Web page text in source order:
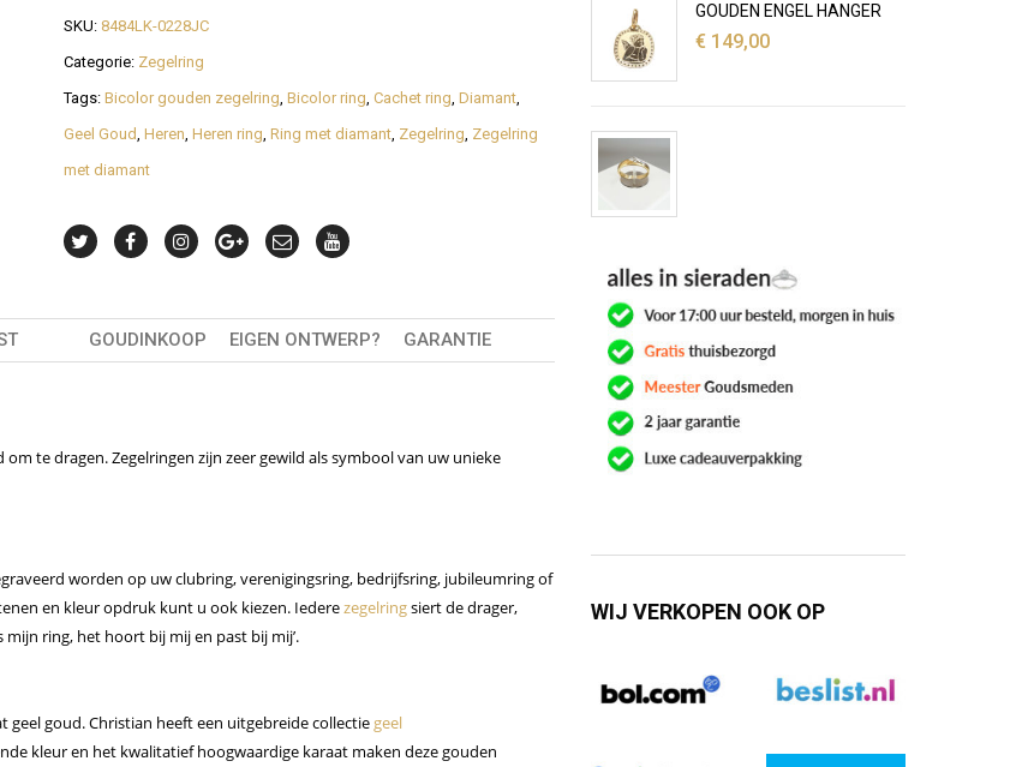
SKU: 8484LK-0228JC
Categorie: Zegelring
Tags: Bicolor gouden zegelring Bicolor ring Cachet ring Diamant,
Geel Goud Heren Heren ring Ring met diamant, Zegelring Zegelring
met diamant
GOUDINKOOP EIGEN ONTWERP? GARANTIE
te dragen. Zegelringen zijn zeer gewild als symbool van uw unieke
worden op uw clubring, verenigingsring, bedrijfsring, jubileumring of
en kleur opdruk kunt u ook kiezen. Iederezegelringsiert de drager,
ring, het hoort bij mij en past bij mij’.
goud. Christian heeft een uitgebreide collectie geel
kleur en het kwalitatief hoogwaardige karaat maken deze gouden
GOUDEN ENGEL HANGER
€149,00
WIJ VERKOPEN OOK OP